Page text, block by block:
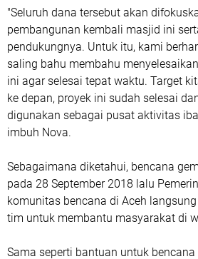
"Seluruh dana tersebut akan
pembangunan kembali masjid ini
pendukungnya. Untuk itu, kami
saling bahu membahu
ini agar selesai tepat waktu. Target
ke depan, proyek ini sudah selesai
digunakan sebagai pusat aktivitas
imbuh Nova.
Sebagaimana diketahui, bencana
pada 28 September 2018 lalu
komunitas bencana di Aceh
tim untuk membantu masyarakat di
Sama seperti bantuan untuk